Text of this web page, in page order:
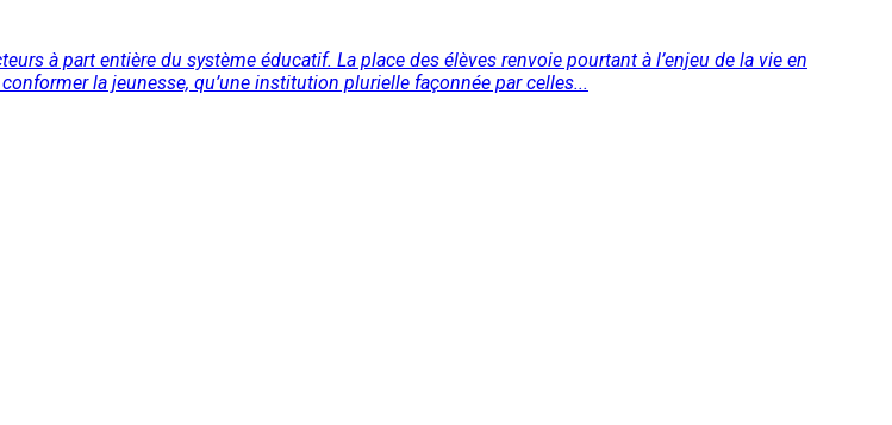
à part entière du système éducatif. La place des élèves renvoie pourtant à l’enjeu de la vie en
la jeunesse, qu’une institution plurielle façonnée par celles...